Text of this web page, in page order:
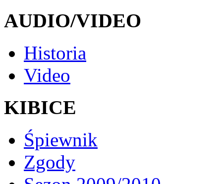
AUDIO/VIDEO
Historia
Video
KIBICE
Śpiewnik
Zgody